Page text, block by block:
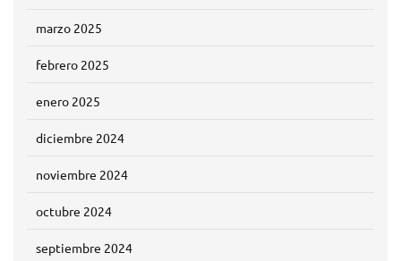
marzo 2025
febrero 2025
enero 2025
diciembre 2024
noviembre 2024
octubre 2024
septiembre 2024